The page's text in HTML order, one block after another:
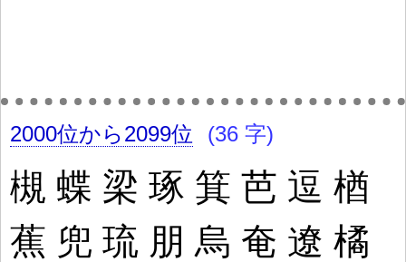
2000位から2099位 (36 字)
槻 蝶 梁 琢 箕 芭 逗 楢
蕉 兜 琉 朋 烏 奄 遼 橘